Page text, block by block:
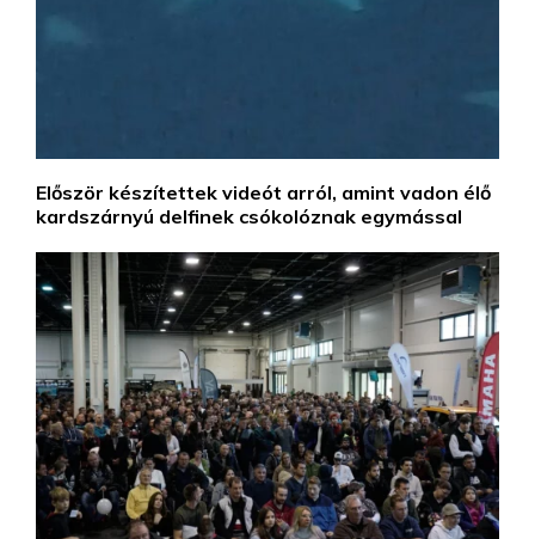
Először készítettek videót arról, amint vadon élő
kardszárnyú delfinek csókolóznak egymással